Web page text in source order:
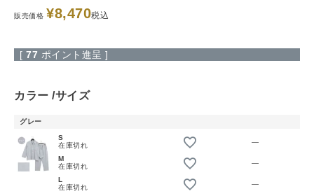
販売価格 ¥8,470税込
[ 77 ポイント進呈 ]
カラー サイズ
グレー
S
在庫切れ
—
M
在庫切れ
—
L
在庫切れ
—